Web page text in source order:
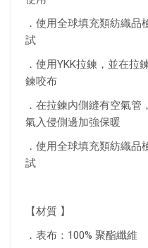
．使用全球填充類紡織品
試
．使用YKK拉鍊，並在拉
鍊咬布
．在拉鍊內側縫有空氣
氣入侵側邊加強保暖
．使用全球填充類紡織品
試
【材質 】
．表布：100% 聚酯纖維